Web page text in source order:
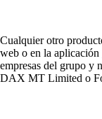
Cualquier otro
web o en la aplicación
empresas del grupo y
DAX MT Limited o